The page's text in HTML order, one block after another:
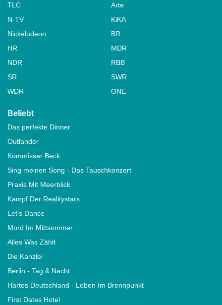
TLC
Arte
N-TV
KiKA
Nickelodeon
BR
HR
MDR
NDR
RBB
SR
SWR
WDR
ONE
Beliebt
Das perfekte Dinner
Outlander
Kommissar Beck
Sing meinen Song - Das Tauschkonzert
Praxis Mit Meerblick
Kampf Der Realitystars
Let's Dance
Mord Im Mittsommer
Alles Was Zählt
Die Kanzlei
Berlin - Tag & Nacht
Hartes Deutschland - Leben Im Brennpunkt
First Dates Hotel